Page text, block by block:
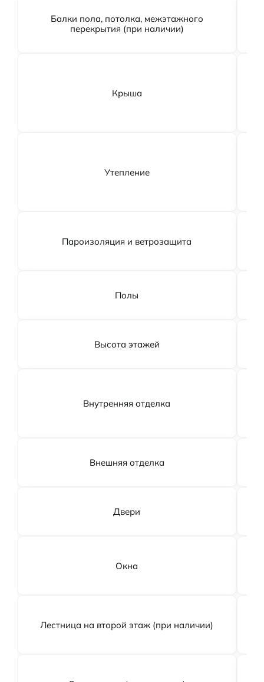
Балки пола, потолка, межэтажного
перекрытия (при наличии)
Крыша
Утепление
Пароизоляция и ветрозащита
Полы
Высота этажей
Внутренняя отделка
Внешняя отделка
Двери
Окна
Лестница на второй этаж (при наличии)